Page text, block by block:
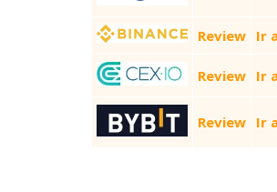
Review Ir
Review Ir
Review Ir